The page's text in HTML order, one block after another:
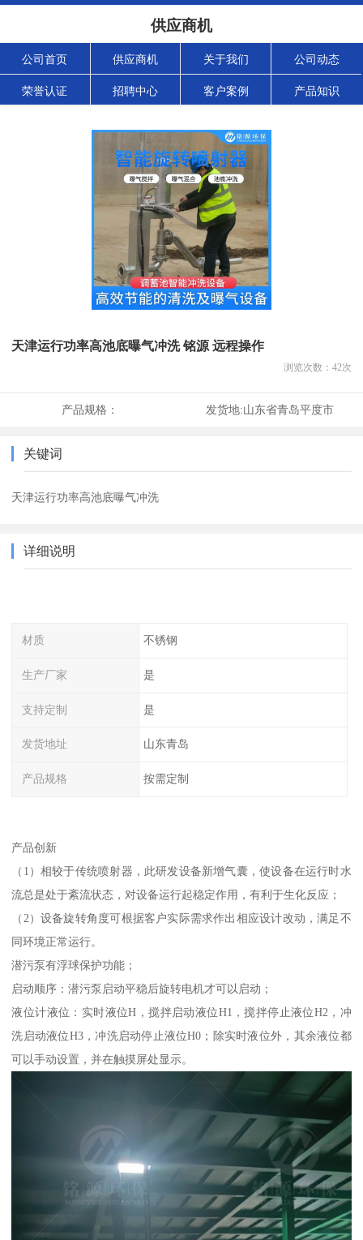
供应商机
公司首页 供应商机 关于我们 公司动态
荣誉认证 招聘中心 客户案例 产品知识
天津运行功率高池底曝气冲洗 铭源 远程操作
浏览次数： 42次
产品规格： 发货地:山东省青岛平度市
关键词
天津运行功率高池底曝气冲洗
详细说明
材质 不锈钢
生产厂家 是
支持定制 是
发货地址 山东青岛
产品规格 按需定制
产品创新
（1）相较于传统喷射器，此研发设备新增气囊，使设备在运行时水
流总是处于紊流状态，对设备运行起稳定作用，有利于生化反应；
（2）设备旋转角度可根据客户实际需求作出相应设计改动，满足不
同环境正常运行。
潜污泵有浮球保护功能；
启动顺序：潜污泵启动平稳后旋转电机才可以启动；
液位计液位：实时液位H，搅拌启动液位H1，搅拌停止液位H2，冲
洗启动液位H3，冲洗启动停止液位H0；除实时液位外，其余液位都
可以手动设置，并在触摸屏处显示。